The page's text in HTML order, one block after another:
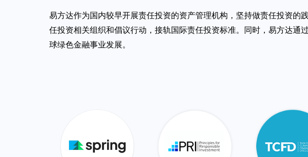
易方达作为国内较早开展责任投资的资产管理机构，坚持做责任投资的
任投资相关组织和倡议行动，接轨国际责任投资标准。同时，易方达通
球绿色金融事业发展。